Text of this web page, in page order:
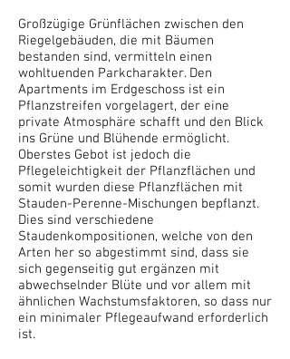
Großzügige Grünflächen zwischen den
Riegelgebäuden, die mit Bäumen
bestanden sind, vermitteln einen
wohltuenden Parkcharakter. Den
Apartments im Erdgeschoss ist ein
Pflanzstreifen vorgelagert, der eine
private Atmosphäre schafft und den Blick
ins Grüne und Blühende ermöglicht.
Oberstes Gebot ist jedoch die
Pflegeleichtigkeit der Pflanzflächen und
somit wurden diese Pflanzflächen mit
Stauden-Perenne-Mischungen bepflanzt.
Dies sind verschiedene
Staudenkompositionen, welche von den
Arten her so abgestimmt sind, dass sie
sich gegenseitig gut ergänzen mit
abwechselnder Blüte und vor allem mit
ähnlichen Wachstumsfaktoren, so dass nur
ein minimaler Pflegeaufwand erforderlich
ist.